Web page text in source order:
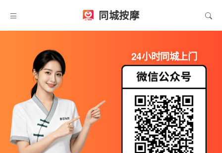
同城按摩
24小时同城上门